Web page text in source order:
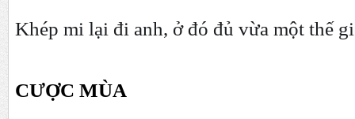
Khép mi lại đi anh, ở đó đủ vừa một thế
CƯỢC MÙA